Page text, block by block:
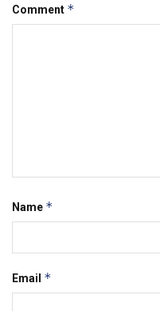
Comment *
Name *
Email *